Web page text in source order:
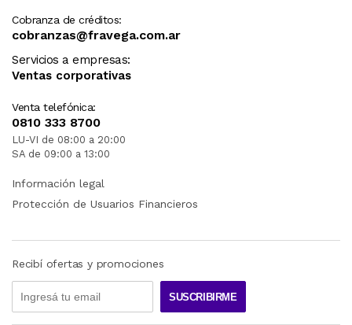
Cobranza de créditos:
cobranzas@fravega.com.ar
Servicios a empresas:
Ventas corporativas
Venta telefónica:
0810 333 8700
LU-VI de 08:00 a 20:00
SA de 09:00 a 13:00
Información legal
Protección de Usuarios Financieros
Recibí ofertas y promociones
SUSCRIBIRME